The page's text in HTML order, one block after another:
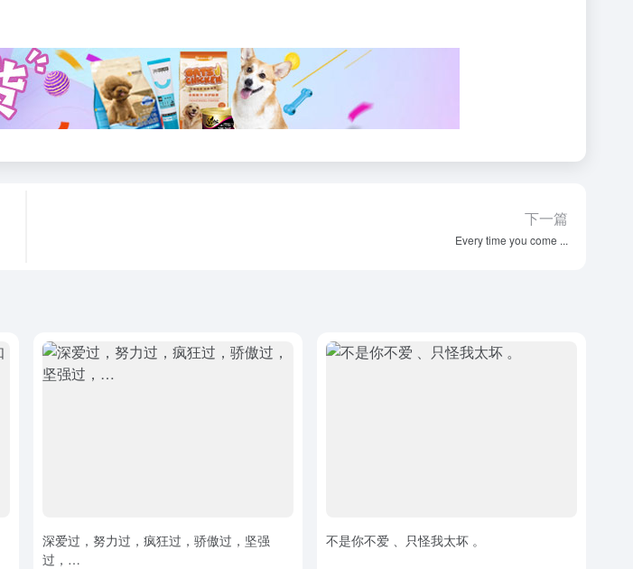
下一篇
Every time you come ...
深爱过，努力过，疯狂过，骄傲过，坚强
过，…
不是你不爱 、只怪我太坏 。